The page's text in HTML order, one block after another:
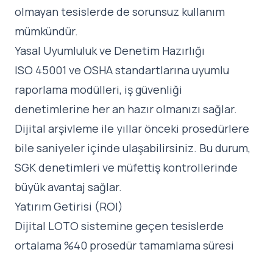
olmayan tesislerde de sorunsuz kullanım
mümkündür.
Yasal Uyumluluk ve Denetim Hazırlığı
ISO 45001 ve OSHA standartlarına uyumlu
raporlama modülleri, iş güvenliği
denetimlerine her an hazır olmanızı sağlar.
Dijital arşivleme ile yıllar önceki prosedürlere
bile saniyeler içinde ulaşabilirsiniz. Bu durum,
SGK denetimleri ve müfettiş kontrollerinde
büyük avantaj sağlar.
Yatırım Getirisi (ROI)
Dijital LOTO sistemine geçen tesislerde
ortalama %40 prosedür tamamlama süresi